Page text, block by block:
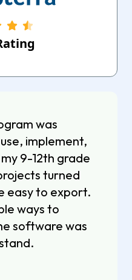
was
implement,
9-12th grade
turned
easy to export.
ways to
software was